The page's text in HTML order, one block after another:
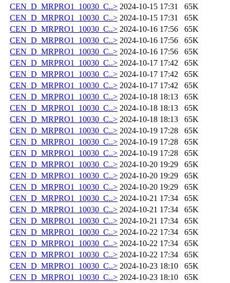
CEN_D_MRPRO1_10030_C..> 2024-10-15 17:31
65K
CEN_D_MRPRO1_10030_C..> 2024-10-15 17:31
65K
CEN_D_MRPRO1_10030_C..> 2024-10-16 17:56
65K
CEN_D_MRPRO1_10030_C..> 2024-10-16 17:56
65K
CEN_D_MRPRO1_10030_C..> 2024-10-16 17:56
65K
CEN_D_MRPRO1_10030_C..> 2024-10-17 17:42
65K
CEN_D_MRPRO1_10030_C..> 2024-10-17 17:42
65K
CEN_D_MRPRO1_10030_C..> 2024-10-17 17:42
65K
CEN_D_MRPRO1_10030_C..> 2024-10-18 18:13
65K
CEN_D_MRPRO1_10030_C..> 2024-10-18 18:13
65K
CEN_D_MRPRO1_10030_C..> 2024-10-18 18:13
65K
CEN_D_MRPRO1_10030_C..> 2024-10-19 17:28
65K
CEN_D_MRPRO1_10030_C..> 2024-10-19 17:28
65K
CEN_D_MRPRO1_10030_C..> 2024-10-19 17:28
65K
CEN_D_MRPRO1_10030_C..> 2024-10-20 19:29
65K
CEN_D_MRPRO1_10030_C..> 2024-10-20 19:29
65K
CEN_D_MRPRO1_10030_C..> 2024-10-20 19:29
65K
CEN_D_MRPRO1_10030_C..> 2024-10-21 17:34
65K
CEN_D_MRPRO1_10030_C..> 2024-10-21 17:34
65K
CEN_D_MRPRO1_10030_C..> 2024-10-21 17:34
65K
CEN_D_MRPRO1_10030_C..> 2024-10-22 17:34
65K
CEN_D_MRPRO1_10030_C..> 2024-10-22 17:34
65K
CEN_D_MRPRO1_10030_C..> 2024-10-22 17:34
65K
CEN_D_MRPRO1_10030_C..> 2024-10-23 18:10
65K
CEN_D_MRPRO1_10030_C..> 2024-10-23 18:10
65K